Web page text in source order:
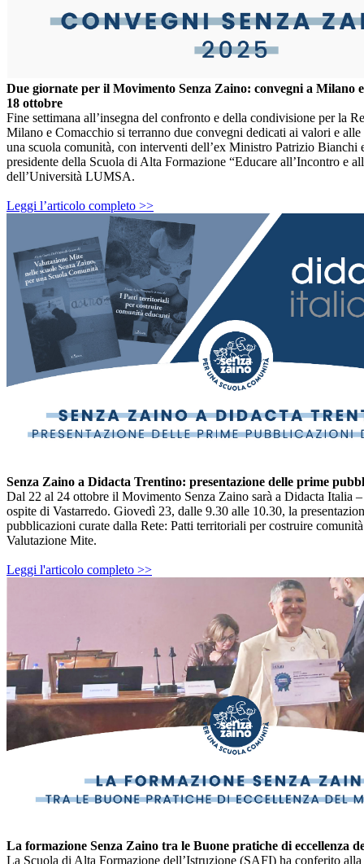
Due giornate per il Movimento Senza Zaino: convegni a Milano
18 ottobre
Fine settimana all’insegna del confronto e della condivisione per la
Milano e Comacchio si terranno due convegni dedicati ai valori e
una scuola comunità, con interventi dell’ex Ministro Patrizio Bianchi
presidente della Scuola di Alta Formazione “Educare all’Incontro e
dell’Università LUMSA.
Leggi l’articolo completo >>
Senza Zaino a Didacta Trentino: presentazione delle prime
Dal 22 al 24 ottobre il Movimento Senza Zaino sarà a Didacta Italia
ospite di Vastarredo. Giovedì 23, dalle 9.30 alle 10.30, la
pubblicazioni curate dalla Rete: Patti territoriali per costruire
Valutazione Mite.
Leggi l'articolo completo >>
La formazione Senza Zaino tra le Buone pratiche di eccellenza
La Scuola di Alta Formazione dell’Istruzione (SAFI) ha conferito